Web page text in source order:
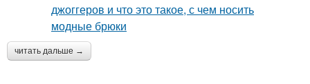
читать дальше →